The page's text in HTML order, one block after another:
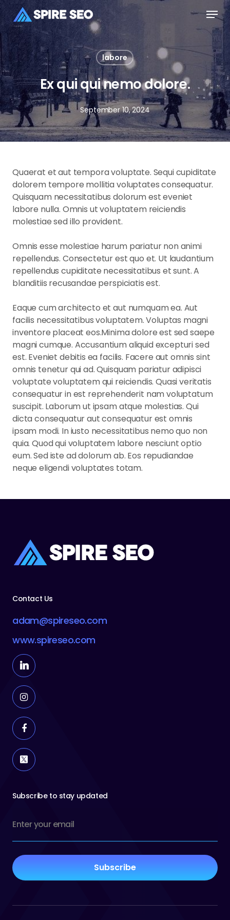
Skip
to
main
content
Menu
labore
Ex qui qui nemo dolore.
September 10, 2024
Quaerat et aut tempora voluptate. Sequi cupiditate
dolorem tempore mollitia voluptates consequatur.
Quisquam necessitatibus dolorum est eveniet
labore nulla. Omnis ut voluptatem reiciendis
molestiae sed illo provident.
Omnis esse molestiae harum pariatur non animi
repellendus. Consectetur est quo et. Ut laudantium
repellendus cupiditate necessitatibus et sunt. A
blanditiis recusandae perspiciatis est.
Eaque cum architecto et aut numquam ea. Aut
facilis necessitatibus voluptatem. Voluptas magni
inventore placeat eos.Minima dolore est sed saepe
magni cumque. Accusantium aliquid excepturi sed
est. Eveniet debitis ea facilis. Facere aut omnis sint
omnis tenetur qui ad. Quisquam pariatur adipisci
voluptate voluptatem qui reiciendis. Quasi veritatis
consequatur in est reprehenderit nam voluptatum
suscipit. Laborum ut ipsam atque molestias. Qui
dicta consequatur aut consequatur est omnis
ipsam modi. In iusto necessitatibus nemo quo non
quia. Quod qui voluptatem labore nesciunt optio
eum. Sed iste ad dolorum ab. Eos repudiandae
neque eligendi voluptates totam.
Contact Us
adam@spireseo.com
www.spireseo.com
Subscribe to stay updated
(Required)
Close
Menu